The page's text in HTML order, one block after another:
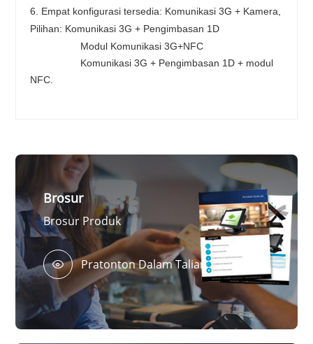
6. Empat konfigurasi tersedia: Komunikasi 3G + Kamera,
Pilihan: Komunikasi 3G + Pengimbasan 1D
Modul Komunikasi 3G+NFC
NFC.
Brosur
Brosur Produk
Pratonton Dalam Talian